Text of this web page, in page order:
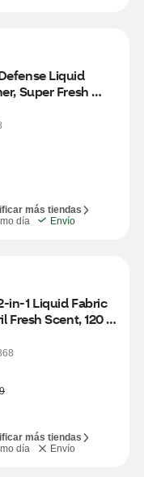
Liquid
Super Fresh
Loads, 44 oz
más tiendas
día
Envío
in-1 Liquid Fabric
Fresh Scent, 120
más tiendas
día
Envío